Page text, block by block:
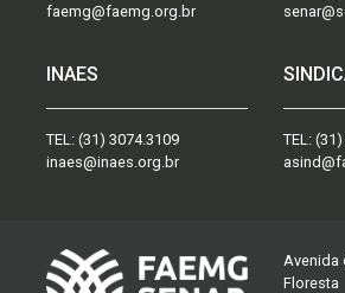
faemg@faemg.org.br
INAES
TEL: (31) 3074.3109
inaes@inaes.org.br
TEL: (31)
Avenida
Floresta